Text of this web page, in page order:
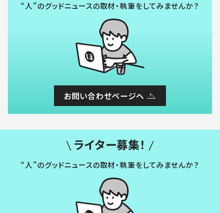
“人”のグッドニュースの取材・執筆をしてみませんか？
お問い合わせページへ
ライター募集！
“人”のグッドニュースの取材・執筆をしてみませんか？